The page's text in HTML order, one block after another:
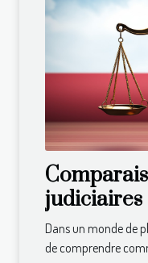
judiciaires
du monde
Dans un monde de
de comprendre